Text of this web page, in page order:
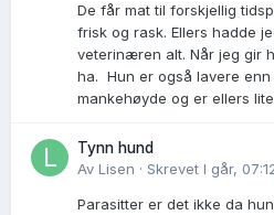
De får mat til forskjellig
frisk og rask. Ellers hadde
veterinæren alt. Når jeg gir
ha. Hun er også lavere
mankehøyde og er ellers
Tynn hund
Av Lisen · Skrevet I går,
Parasitter er det ikke da